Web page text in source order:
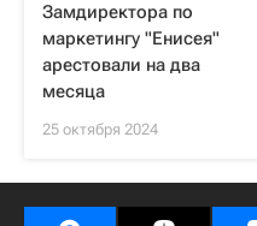
Замдиректора по
маркетингу "Енисея"
арестовали на два
месяца
25 октября 2024